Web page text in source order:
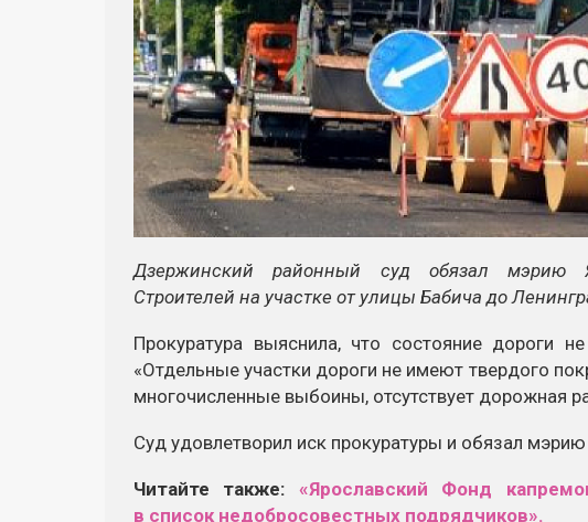
Дзержинский районный суд обязал мэрию
Строителей на участке от улицы Бабича до
Прокуратура выяснила, что состояние дороги
«Отдельные участки дороги не имеют твердого
многочисленные выбоины, отсутствует дорожная
Суд удовлетворил иск прокуратуры и обязал
Читайте также:
«Ярославский Фонд
в список недобросовестных подрядчиков».